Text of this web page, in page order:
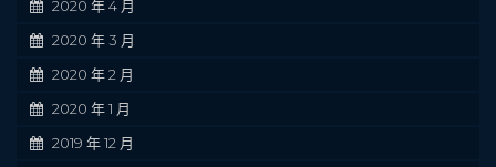
2020 年 4 月
2020 年 3 月
2020 年 2 月
2020 年 1 月
2019 年 12 月